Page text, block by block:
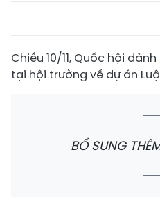
Chiều 10/11, Quốc hội
tại hội trường về dự án
BỔ SUNG